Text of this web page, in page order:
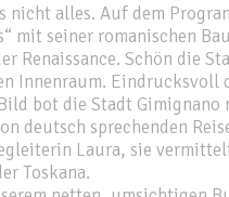
nicht alles. Auf dem
mit seiner romanischen
Renaissance. Schön die
Innenraum.
bot die Stadt
deutsch sprechenden
Laura, sie
Toskana.